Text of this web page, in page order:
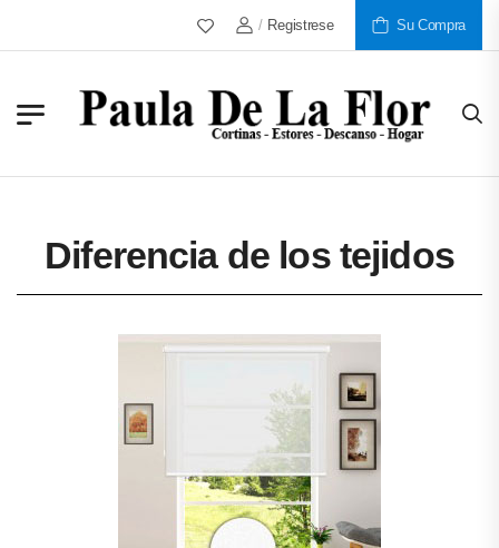
Más De 30 Años Al Servicio De
/ Registrese Su Compra
Diferencia de los tejidos